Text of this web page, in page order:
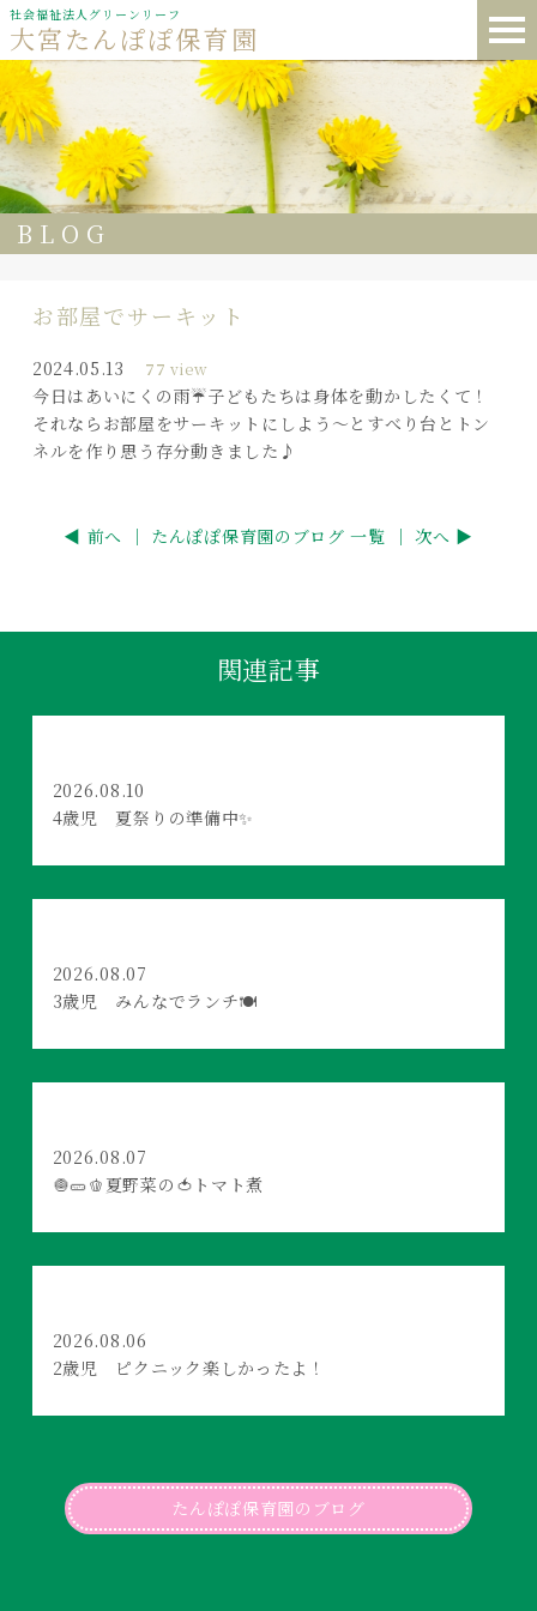
社会福祉法人グリーンリーフ
大宮たんぽぽ保育園
BLOG
お部屋でサーキット
2024.05.13 77 view
今日はあいにくの雨☔子どもたちは身体を動かしたくて！
それならお部屋をサーキットにしよう～とすべり台とトン
ネルを作り思う存分動きました♪
◀ 前へ ｜ たんぽぽ保育園のブログ 一覧 ｜ 次へ ▶
関連記事
2026.08.10
4歳児 夏祭りの準備中✨
2026.08.07
3歳児 みんなでランチ🍽️
2026.08.07
🧅🥒🫑夏野菜の🍅トマト煮
2026.08.06
2歳児 ピクニック楽しかったよ！
たんぽぽ保育園のブログ